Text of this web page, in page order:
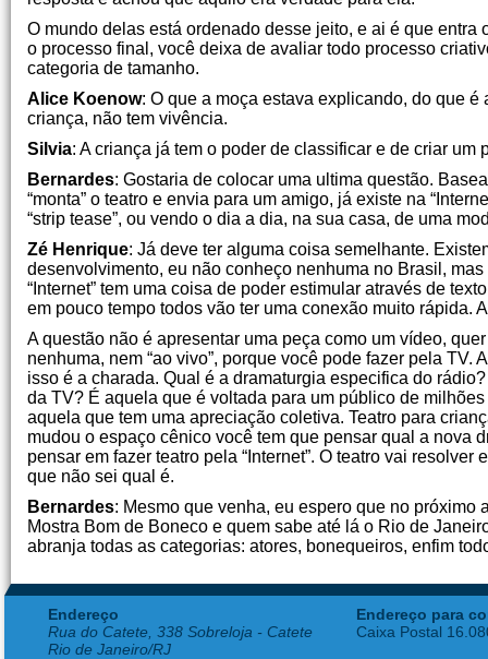
O mundo delas está ordenado desse jeito, e ai é que entra
o processo final, você deixa de avaliar todo processo
categoria de tamanho.
Alice Koenow: O que a moça estava explicando, do que
criança, não tem vivência.
Silvia: A criança já tem o poder de classificar e de criar um
Bernardes: Gostaria de colocar uma ultima questão.
“monta” o teatro e envia para um amigo, já existe na
“strip tease”, ou vendo o dia a dia, na sua casa, de uma
Zé Henrique: Já deve ter alguma coisa semelhante.
desenvolvimento, eu não conheço nenhuma no Brasil,
“Internet” tem uma coisa de poder estimular através de
em pouco tempo todos vão ter uma conexão muito rápida.
A questão não é apresentar uma peça como um vídeo,
nenhuma, nem “ao vivo”, porque você pode fazer pela
isso é a charada. Qual é a dramaturgia especifica do
da TV? É aquela que é voltada para um público de
aquela que tem uma apreciação coletiva. Teatro para
mudou o espaço cênico você tem que pensar qual a nova
pensar em fazer teatro pela “Internet”. O teatro vai
que não sei qual é.
Bernardes: Mesmo que venha, eu espero que no próximo
Mostra Bom de Boneco e quem sabe até lá o Rio de
abranja todas as categorias: atores, bonequeiros, enfim
Endereço
Rua do Catete, 338 Sobreloja - Catete
Rio de Janeiro/RJ
Endereço para
Caixa Postal